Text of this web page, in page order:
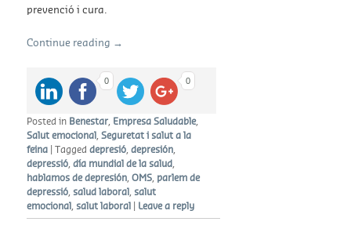
prevenció i cura.
Continue reading →
0 0
Posted in Benestar Empresa Saludable,
Salut emocional ,Seguretat i salut a la
feina
|Tagged depresió ,depresión
depressió ,día mundial de la salud
hablamos de depresión ,OMS parlem de
depressió salud laboral salut
emocional salut laboral Leave a reply